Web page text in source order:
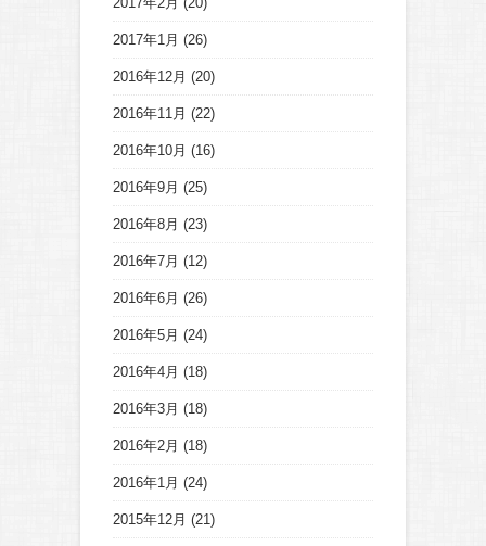
2017年1月 (26)
2016年12月 (20)
2016年11月 (22)
2016年10月 (16)
2016年9月 (25)
2016年8月 (23)
2016年7月 (12)
2016年6月 (26)
2016年5月 (24)
2016年4月 (18)
2016年3月 (18)
2016年2月 (18)
2016年1月 (24)
2015年12月 (21)